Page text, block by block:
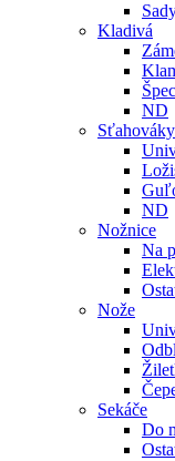
Kladivá
ND
Sťahováky
ND
Nožnice
Na
Nože
Sekáče
Do